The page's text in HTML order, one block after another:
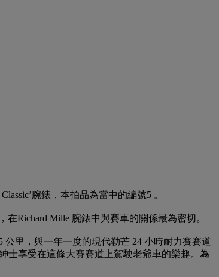
腕錶，本拍品為當中的編號5 。
在Richard Mille 腕錶中與賽車的關係最為密切。
公里，與一年一度的現代勒芒 24 小時耐力賽賽道
士享受在這條大賽賽道上駕駛老爺車的樂趣。為